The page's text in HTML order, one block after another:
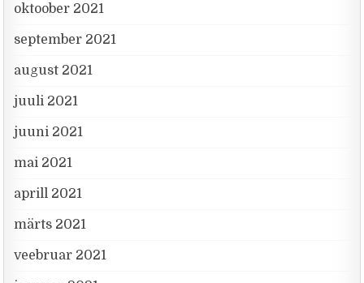
oktoober 2021
september 2021
august 2021
juuli 2021
juuni 2021
mai 2021
aprill 2021
märts 2021
veebruar 2021